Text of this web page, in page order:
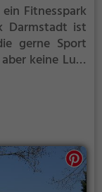
Fitnesspark
Darmstadt ist
gerne Sport
keine Lust